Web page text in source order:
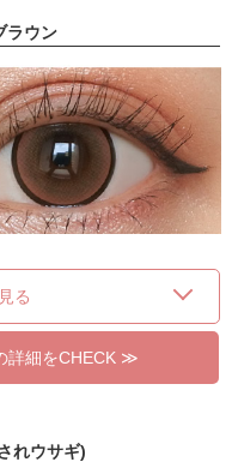
ラウン
る
詳細をCHECK ≫
れウサギ)